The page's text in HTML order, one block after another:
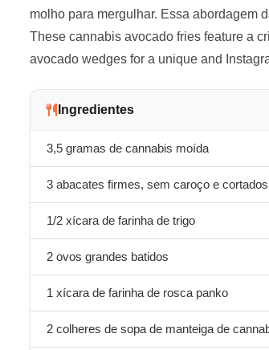
molho para mergulhar. Essa abordagem
These cannabis avocado fries feature a
avocado wedges for a unique and
Ingredientes
3,5 gramas de cannabis moída
3 abacates firmes, sem caroço e
1/2 xícara de farinha de trigo
2 ovos grandes batidos
1 xícara de farinha de rosca panko
2 colheres de sopa de manteiga de